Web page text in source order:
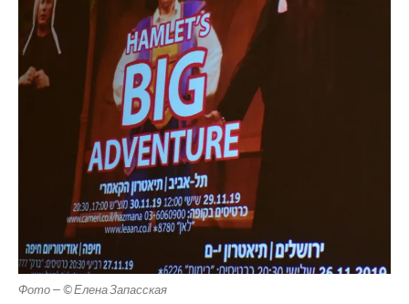
Фото — © Елена Запасская